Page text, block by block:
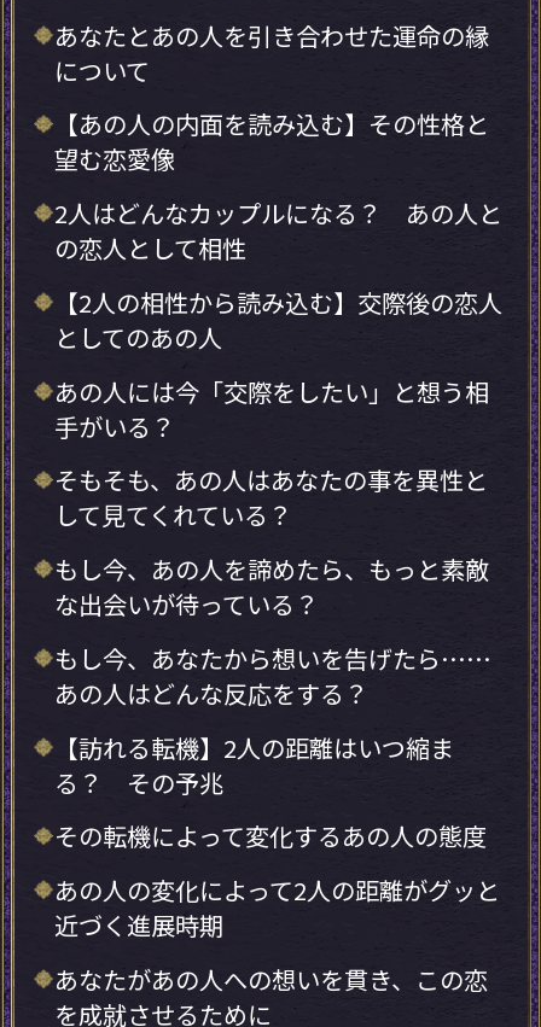
あなたとあの人を引き合わせた運命の縁
について
【あの人の内面を読み込む】その性格と
望む恋愛像
2人はどんなカップルになる？ あの人と
の恋人として相性
【2人の相性から読み込む】交際後の恋人
としてのあの人
あの人には今「交際をしたい」と想う相
手がいる？
そもそも、あの人はあなたの事を異性と
して見てくれている？
もし今、あの人を諦めたら、もっと素敵
な出会いが待っている？
もし今、あなたから想いを告げたら……
あの人はどんな反応をする？
【訪れる転機】2人の距離はいつ縮ま
る？ その予兆
その転機によって変化するあの人の態度
あの人の変化によって2人の距離がグッと
近づく進展時期
あなたがあの人への想いを貫き、この恋
を成就させるために